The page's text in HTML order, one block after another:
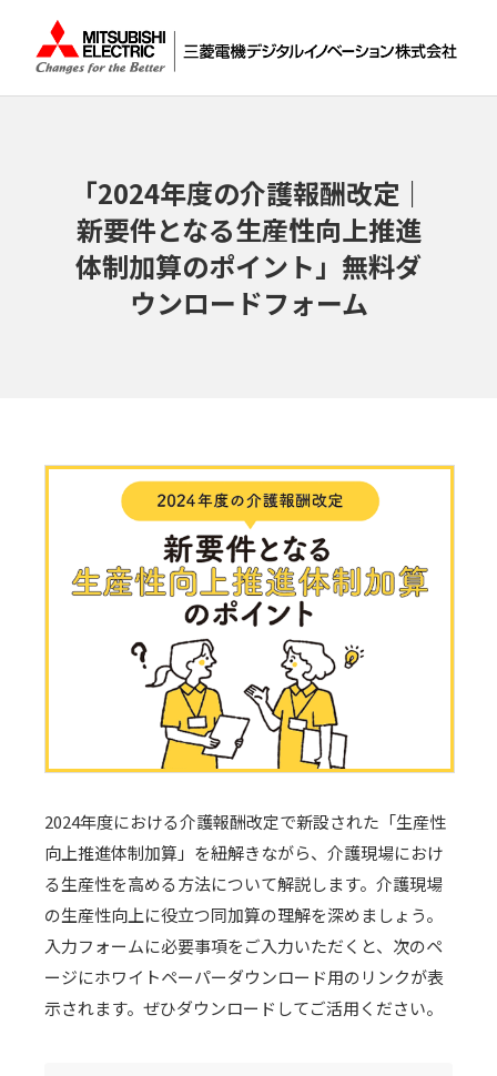
「2024年度の介護報酬改定｜
新要件となる生産性向上推進
体制加算のポイント」無料ダ
ウンロードフォーム
2024年度における介護報酬改定で新設された「生産性
向上推進体制加算」を紐解きながら、介護現場におけ
る生産性を高める方法について解説します。介護現場
の生産性向上に役立つ同加算の理解を深めましょう。
入力フォームに必要事項をご入力いただくと、次のペ
ージにホワイトペーパーダウンロード用のリンクが表
示されます。ぜひダウンロードしてご活用ください。